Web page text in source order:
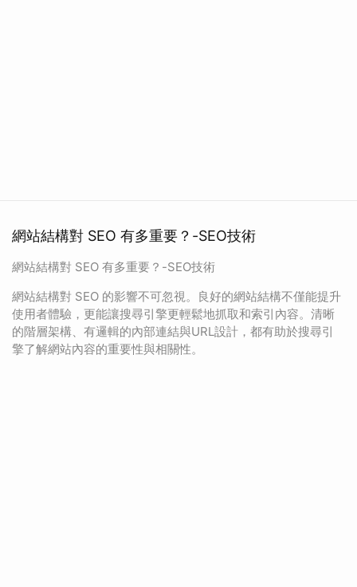
網站結構對 SEO 有多重要？-SEO技術
網站結構對 SEO 有多重要？-SEO技術
網站結構對 SEO 的影響不可忽視。良好的網站結構不僅能提升
使用者體驗，更能讓搜尋引擎更輕鬆地抓取和索引內容。清晰
的階層架構、有邏輯的內部連結與URL設計，都有助於搜尋引
擎了解網站內容的重要性與相關性。